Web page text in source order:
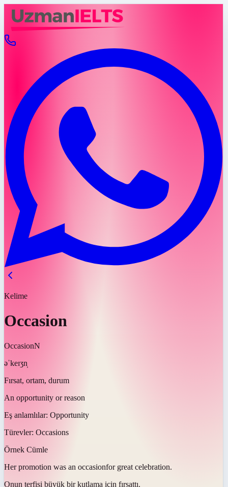
Kelime
Occasion
OccasionN
əˈkeɪʒn̩
Fırsat, ortam, durum
An opportunity or reason
Eş anlamlılar: Opportunity
Türevler: Occasions
Örnek Cümle
Her promotion was an occasionfor great celebration.
Onun terfisi büyük bir kutlama için fırsattı.